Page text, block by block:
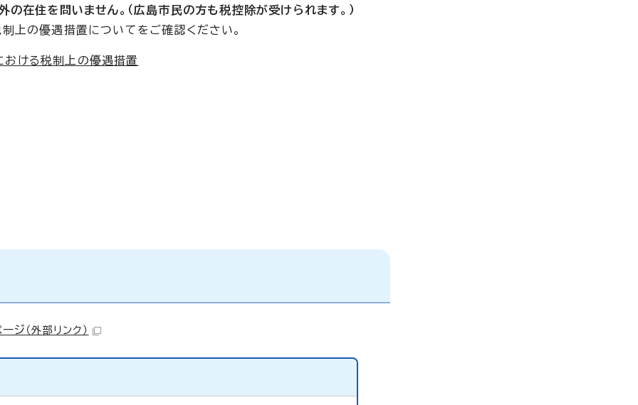
の在住を問いません。（広島市民の方も税控除が受けられます。）
上の優遇措置についてをご確認ください。
おける税制上の優遇措置
ジ （外部リンク）